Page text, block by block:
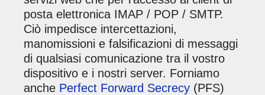
posta elettronica IMAP / POP / SMTP.
Ciò impedisce intercettazioni,
manomissioni e falsificazioni di messaggi
di qualsiasi comunicazione tra il vostro
dispositivo e i nostri server. Forniamo
anche Perfect Forward Secrecy (PFS)